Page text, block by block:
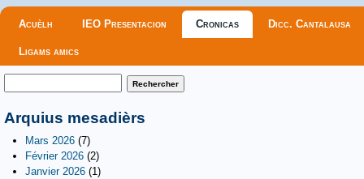
Menu principal
Acuèlh IEO Presentacion Cronicas Dicc. Cantalausa
Ligams amics
Formulaire de recherche
Arquius mesadièrs
Mars 2026 (7)
Février 2026 (2)
Janvier 2026 (1)